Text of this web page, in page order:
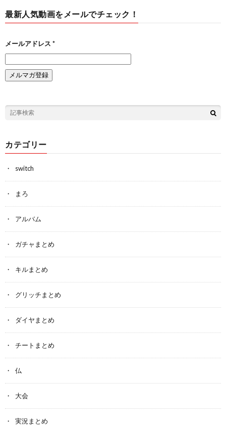
最新人気動画をメールでチェック！
メールアドレス *
カテゴリー
switch
まろ
アルバム
ガチャまとめ
キルまとめ
グリッチまとめ
ダイヤまとめ
チートまとめ
仏
大会
実況まとめ